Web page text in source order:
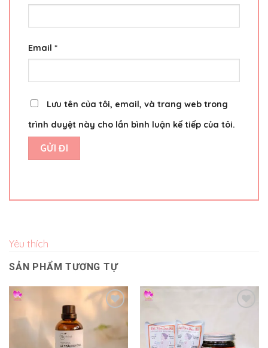
Email *
Lưu tên của tôi, email, và trang web trong
trình duyệt này cho lần bình luận kế tiếp của tôi.
Yêu thích
SẢN PHẨM TƯƠNG TỰ
thích